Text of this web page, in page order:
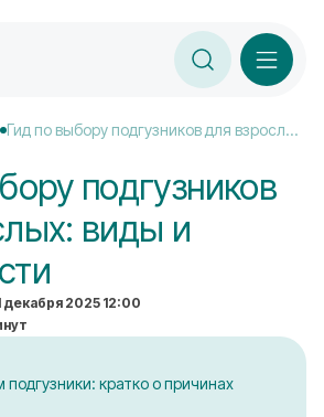
Гид по выбору подгузников для взрослых: виды и особенности
подгузников
виды и
декабря 2025 12:00
кратко о причинах